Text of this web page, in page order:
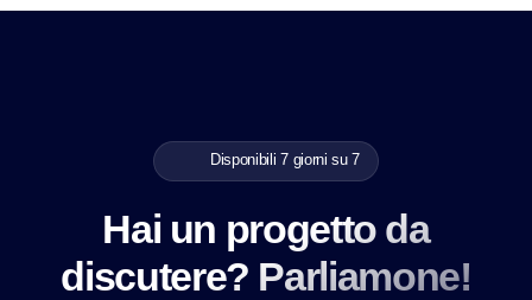
Disponibili 7 giorni su 7
Hai un progetto da
discutere? Parliamone!